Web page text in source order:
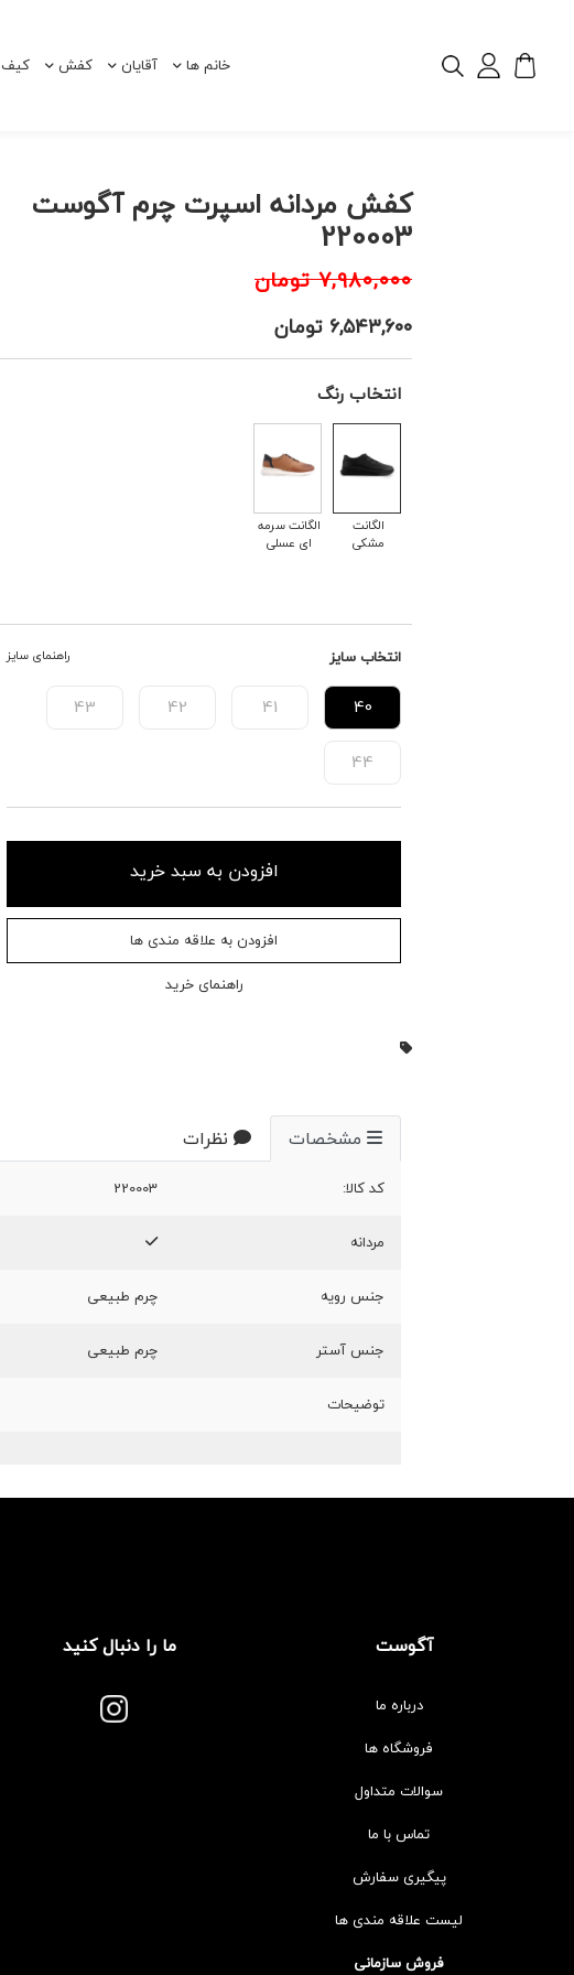
خانم ها آقایان کفش کیف
کفش مردانه اسپرت چرم آگوست
220003
۷,۹۸۰,۰۰۰ تومان
۶,۵۴۳,۶۰۰ تومان
انتخاب رنگ
الگانت
مشکی
الگانت سرمه
ای عسلی
انتخاب سایز راهنمای سایز
40
41
42
43
44
افزودن به سبد خرید
افزودن به علاقه مندی ها
راهنمای خرید
مشخصات نظرات
کد کالا: 220003
مردانه
جنس رویه چرم طبیعی
جنس آستر چرم طبیعی
توضیحات
آگوست
درباره ما
فروشگاه ها
سوالات متداول
تماس با ما
پیگیری سفارش
لیست علاقه مندی ها
فروش سازمانی
ما را دنبال کنید